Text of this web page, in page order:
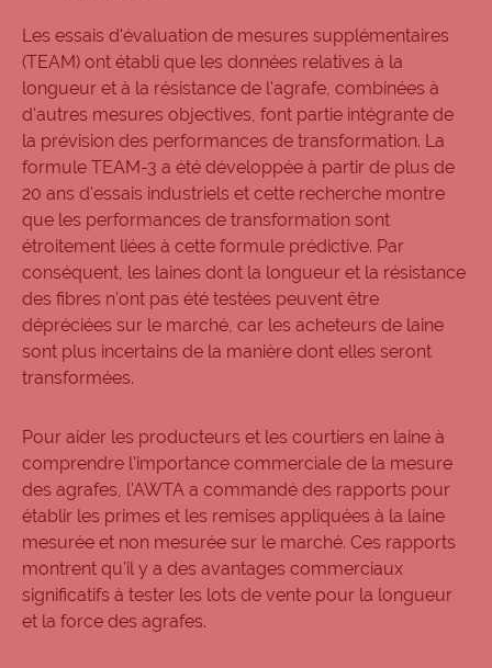
Les essais d'évaluation de mesures supplémentaires
(TEAM) ont établi que les données relatives à la
longueur et à la résistance de l'agrafe, combinées à
d'autres mesures objectives, font partie intégrante de
la prévision des performances de transformation. La
formule TEAM-3 a été développée à partir de plus de
20 ans d'essais industriels et cette recherche montre
que les performances de transformation sont
étroitement liées à cette formule prédictive. Par
conséquent, les laines dont la longueur et la résistance
des fibres n'ont pas été testées peuvent être
dépréciées sur le marché, car les acheteurs de laine
sont plus incertains de la manière dont elles seront
transformées.
Pour aider les producteurs et les courtiers en laine à
comprendre l'importance commerciale de la mesure
des agrafes, l'AWTA a commandé des rapports pour
établir les primes et les remises appliquées à la laine
mesurée et non mesurée sur le marché. Ces rapports
montrent qu'il y a des avantages commerciaux
significatifs à tester les lots de vente pour la longueur
et la force des agrafes.